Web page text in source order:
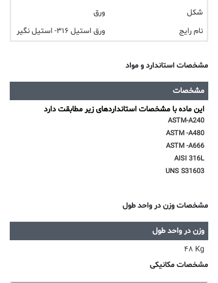
شکل
ورق
نام رایج
ورق استیل ۳۱۶- استیل نگیر
مشخصات استاندارد و مواد
مشخصات
این ماده با مشخصات استانداردهای زیر مطابقت دارد
ASTM-A240
ASTM -A480
ASTM -A666
AISI 316L
UNS S31603
مشخصات وزن در واحد طول
وزن در واحد طول
۴۸ Kg
مشخصات مکانیکی